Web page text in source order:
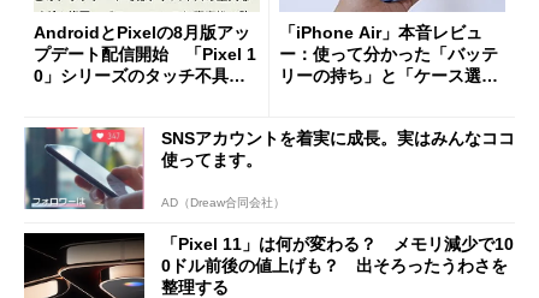
AndroidとPixelの8月版アッ
プデート配信開始 「Pixel 1
0」シリーズのタッチ不具合
「iPhone Air」本音レビュ
ー：使って分かった「バッテ
リーの持ち」と「ケース選
SNSアカウントを着実に成長。実はみんなココ
使ってます。
AD（Dreaw合同会社）
「Pixel 11」は何が変わる？ メモリ減少で10
0ドル前後の値上げも？ 出そろったうわさを
整理する